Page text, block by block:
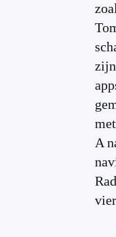
A